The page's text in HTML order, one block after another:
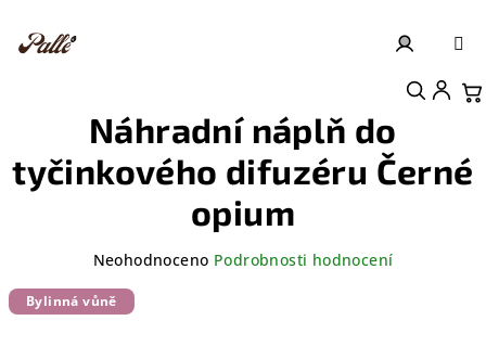
obsah
Přihlášení
Náhradní náplň do
tyčinkového difuzéru Černé
opium
produktu
Neohodnoceno Podrobnosti hodnocení
Bylinná vůně